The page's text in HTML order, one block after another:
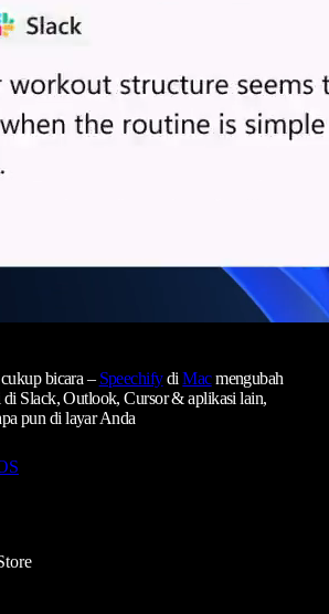
bicara – SpeechifydiMacmengubah
di Slack, Outlook, Cursor & aplikasi lain,
pun di layar Anda